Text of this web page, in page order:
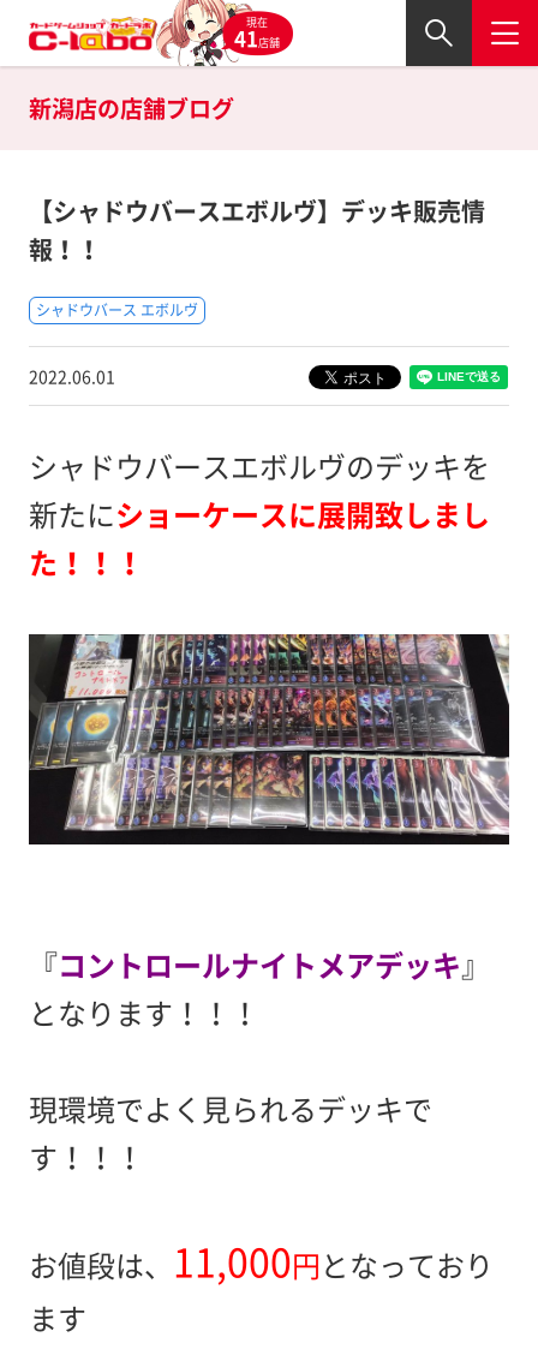
現在
41店舗
新潟店の店舗ブログ
【シャドウバースエボルヴ】デッキ販売情
報！！
シャドウバース エボルヴ
2022.06.01
シャドウバースエボルヴのデッキを
新たにショーケースに展開致しまし
た！！！
『コントロールナイトメアデッキ』
となります！！！
現環境でよく見られるデッキで
す！！！
お値段は、 11,000円となっており
ます